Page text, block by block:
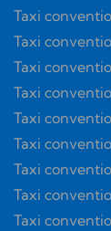
Taxi
Taxi
Taxi
Taxi
Taxi
Taxi
Taxi
Taxi
Taxi